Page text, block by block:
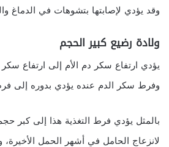
وقد يؤدي لإصابتها بتشوهات في الدماغ
ولادة رضيع كبير الحجم
يؤدي ارتفاع سكر دم الأم إلى ارتفاع سكر
وفرط سكر الدم عنده يؤدي بدوره إلى
بالمثل يؤدي فرط التغذية هذا إلى كبر
لانزعاج الحامل في أشهر الحمل